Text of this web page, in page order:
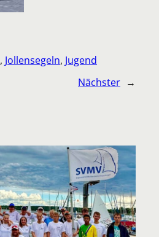
, Jollensegeln, Jugend
Nächster →